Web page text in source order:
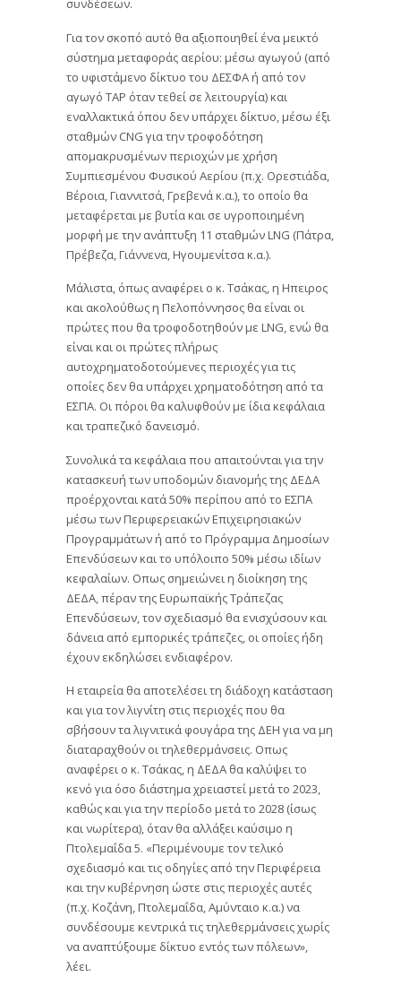
Για τον σκοπό αυτό θα αξιοποιηθεί ένα μεικτό
σύστημα μεταφοράς αερίου: μέσω αγωγού (από
το υφιστάμενο δίκτυο του ΔΕΣΦΑ ή από τον
αγωγό ΤΑΡ όταν τεθεί σε λειτουργία) και
εναλλακτικά όπου δεν υπάρχει δίκτυο, μέσω έξι
σταθμών CNG για την τροφοδότηση
απομακρυσμένων περιοχών με χρήση
Συμπιεσμένου Φυσικού Αερίου (π.χ. Ορεστιάδα,
Βέροια, Γιαννιτσά, Γρεβενά κ.α.), το οποίο θα
μεταφέρεται με βυτία και σε υγροποιημένη
μορφή με την ανάπτυξη 11 σταθμών LNG (Πάτρα,
Πρέβεζα, Γιάννενα, Ηγουμενίτσα κ.α.).
Μάλιστα, όπως αναφέρει ο κ. Τσάκας, η Ηπειρος
και ακολούθως η Πελοπόννησος θα είναι οι
πρώτες που θα τροφοδοτηθούν με LNG, ενώ θα
είναι και οι πρώτες πλήρως
αυτοχρηματοδοτούμενες περιοχές για τις
οποίες δεν θα υπάρχει χρηματοδότηση από τα
ΕΣΠΑ. Οι πόροι θα καλυφθούν με ίδια κεφάλαια
και τραπεζικό δανεισμό.
Συνολικά τα κεφάλαια που απαιτούνται για την
κατασκευή των υποδομών διανομής της ΔΕΔΑ
προέρχονται κατά 50% περίπου από το ΕΣΠΑ
μέσω των Περιφερειακών Επιχειρησιακών
Προγραμμάτων ή από το Πρόγραμμα Δημοσίων
Επενδύσεων και το υπόλοιπο 50% μέσω ιδίων
κεφαλαίων. Οπως σημειώνει η διοίκηση της
ΔΕΔΑ, πέραν της Ευρωπαϊκής Τράπεζας
Επενδύσεων, τον σχεδιασμό θα ενισχύσουν και
δάνεια από εμπορικές τράπεζες, οι οποίες ήδη
έχουν εκδηλώσει ενδιαφέρον.
Η εταιρεία θα αποτελέσει τη διάδοχη κατάσταση
και για τον λιγνίτη στις περιοχές που θα
σβήσουν τα λιγνιτικά φουγάρα της ΔΕΗ για να μη
διαταραχθούν οι τηλεθερμάνσεις. Οπως
αναφέρει ο κ. Τσάκας, η ΔΕΔΑ θα καλύψει το
κενό για όσο διάστημα χρειαστεί μετά το 2023,
καθώς και για την περίοδο μετά το 2028 (ίσως
και νωρίτερα), όταν θα αλλάξει καύσιμο η
Πτολεμαΐδα 5. «Περιμένουμε τον τελικό
σχεδιασμό και τις οδηγίες από την Περιφέρεια
και την κυβέρνηση ώστε στις περιοχές αυτές
(π.χ. Κοζάνη, Πτολεμαΐδα, Αμύνταιο κ.α.) να
συνδέσουμε κεντρικά τις τηλεθερμάνσεις χωρίς
να αναπτύξουμε δίκτυο εντός των πόλεων»,
λέει.